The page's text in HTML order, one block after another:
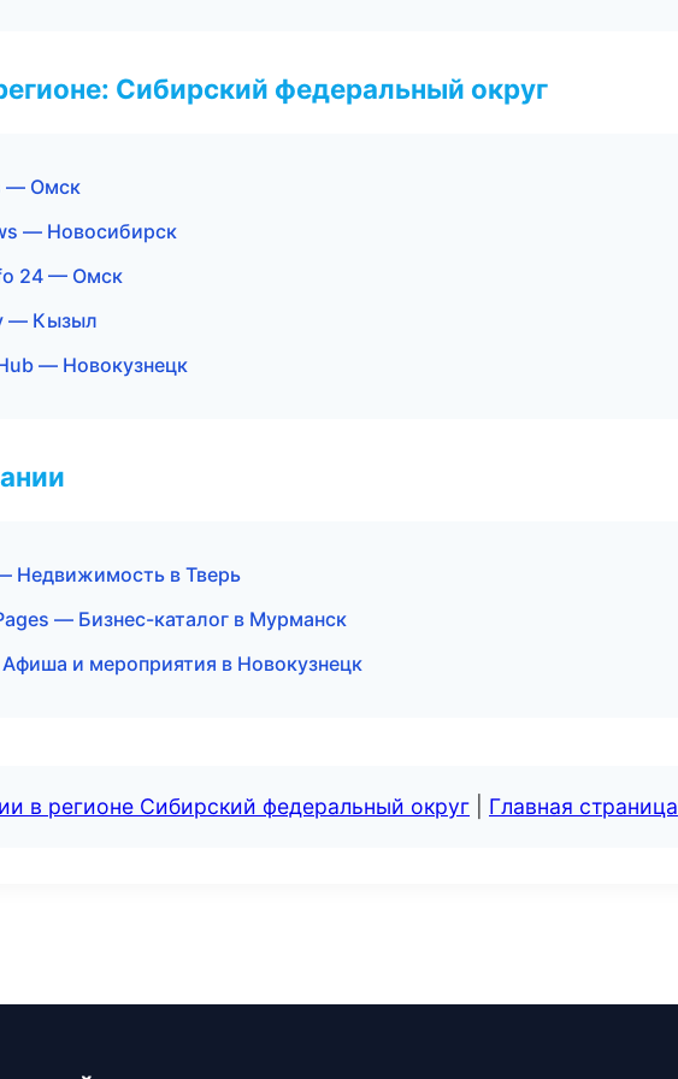
Сибирский федеральный округ
— Омск
— Новосибирск
24 — Омск
— Кызыл
— Новокузнецк
Недвижимость в Тверь
— Бизнес-каталог в Мурманск
и мероприятия в Новокузнецк
в регионе Сибирский федеральный округ Главная страница